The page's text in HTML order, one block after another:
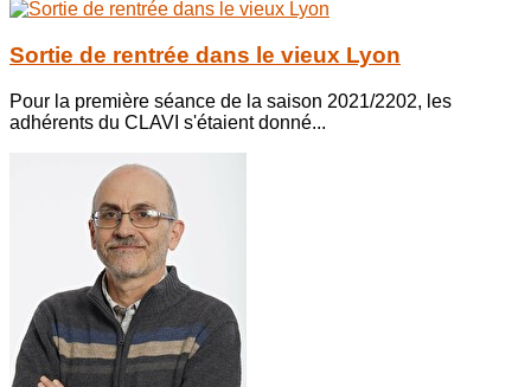
Sortie de rentrée dans le vieux Lyon
Pour la première séance de la saison 2021/2202, les
adhérents du CLAVI s'étaient donné...